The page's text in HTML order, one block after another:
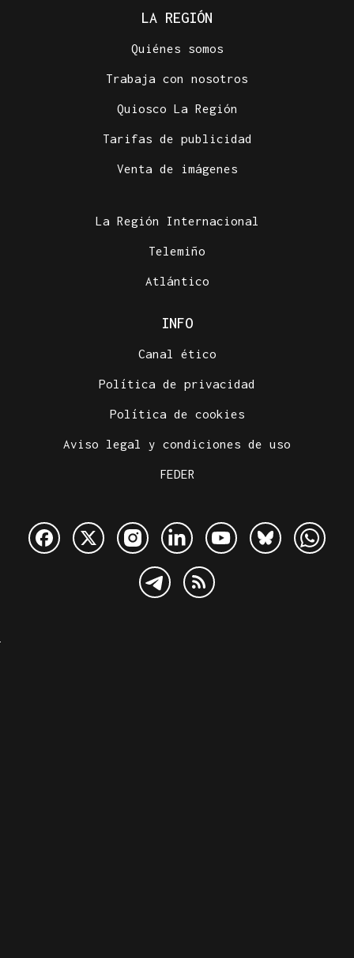
El ejercicio a mediana edad retrasa el deterioro
LA REGIÓN
Quiénes somos
Trabaja con nosotros
Quiosco La Región
Tarifas de publicidad
Venta de imágenes
La Región Internacional
Telemiño
Atlántico
INFO
Canal ético
Política de privacidad
Política de cookies
Aviso legal y condiciones de uso
FEDER